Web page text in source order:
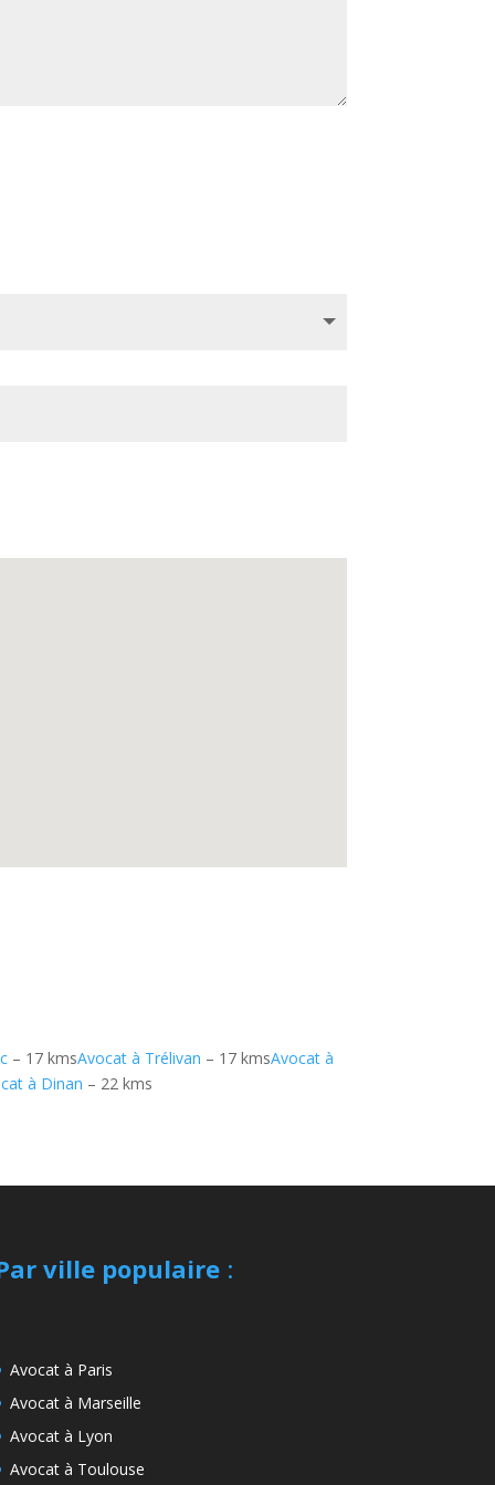
– 17 kmsAvocat à Trélivan – 17 kmsAvocat à
à Dinan – 22 kms
ville populaire:
Avocat à Paris
Avocat à Marseille
Avocat à Lyon
Avocat à Toulouse